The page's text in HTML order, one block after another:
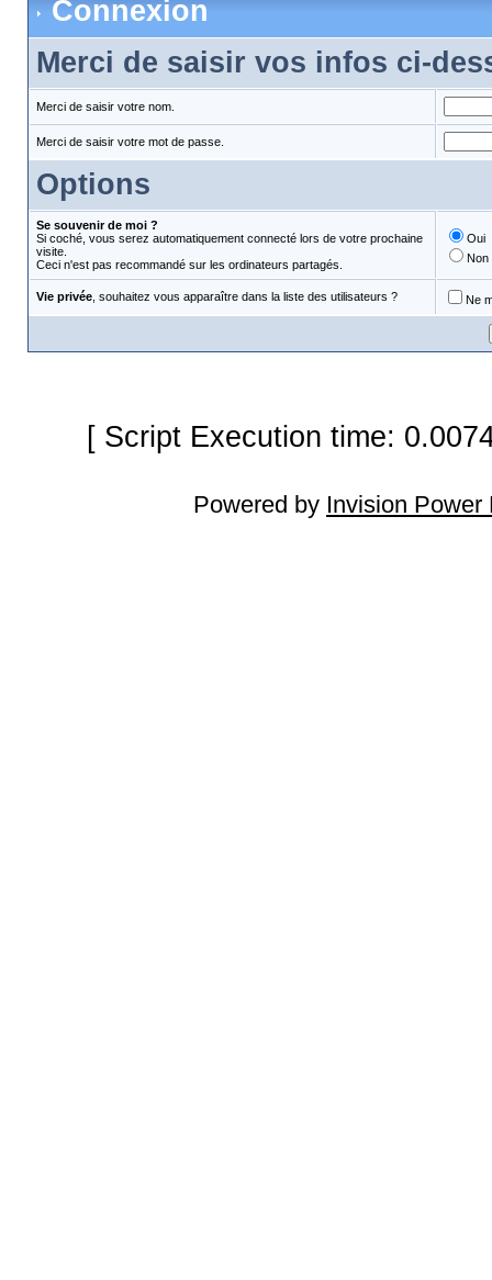
Connexion
Merci de saisir vos infos ci-
Merci de saisir votre nom.
Merci de saisir votre mot de passe.
Options
Se souvenir de moi ?
Si coché, vous serez automatiquement connecté lors de votre prochaine
visite.
Ceci n'est pas recommandé sur les ordinateurs partagés.
Oui
Non
Vie privée, souhaitez vous apparaître dans la liste des utilisateurs ? Ne
[ Script Execution time:
Powered by Invision Power